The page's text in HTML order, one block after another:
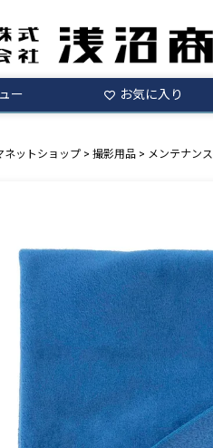
ー お気に入り
ネットショップ 撮影用品 メンテナンス